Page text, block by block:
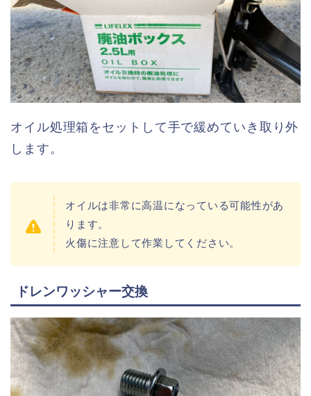
オイル処理箱をセットして手で緩めていき取り外
します。
オイルは非常に高温になっている可能性があ
ります。
火傷に注意して作業してください。
ドレンワッシャー交換